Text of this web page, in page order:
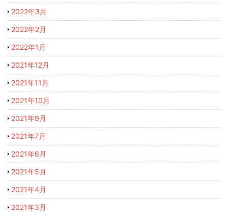
2022年3月
2022年2月
2022年1月
2021年12月
2021年11月
2021年10月
2021年9月
2021年7月
2021年6月
2021年5月
2021年4月
2021年3月